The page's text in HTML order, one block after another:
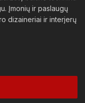
Įmonių ir paslaugų
dizaineriai ir interjerų